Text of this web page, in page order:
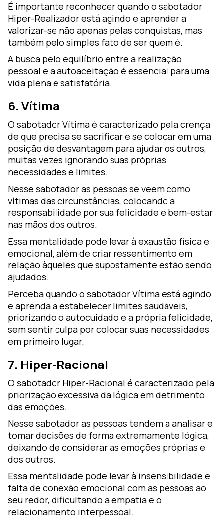
É importante reconhecer quando o sabotador
Hiper-Realizador está agindo e aprender a
valorizar-se não apenas pelas conquistas, mas
também pelo simples fato de ser quem é.
A busca pelo equilíbrio entre a realização
pessoal e a autoaceitação é essencial para uma
vida plena e satisfatória.
6. Vítima
O sabotador Vítima é caracterizado pela crença
de que precisa se sacrificar e se colocar em uma
posição de desvantagem para ajudar os outros,
muitas vezes ignorando suas próprias
necessidades e limites.
Nesse sabotador as pessoas se veem como
vítimas das circunstâncias, colocando a
responsabilidade por sua felicidade e bem-estar
nas mãos dos outros.
Essa mentalidade pode levar à exaustão física e
emocional, além de criar ressentimento em
relação àqueles que supostamente estão sendo
ajudados.
Perceba quando o sabotador Vítima está agindo
e aprenda a estabelecer limites saudáveis,
priorizando o autocuidado e a própria felicidade,
sem sentir culpa por colocar suas necessidades
em primeiro lugar.
7. Hiper-Racional
O sabotador Hiper-Racional é caracterizado pela
priorização excessiva da lógica em detrimento
das emoções.
Nesse sabotador as pessoas tendem a analisar e
tomar decisões de forma extremamente lógica,
deixando de considerar as emoções próprias e
dos outros.
Essa mentalidade pode levar à insensibilidade e
falta de conexão emocional com as pessoas ao
seu redor, dificultando a empatia e o
relacionamento interpessoal.